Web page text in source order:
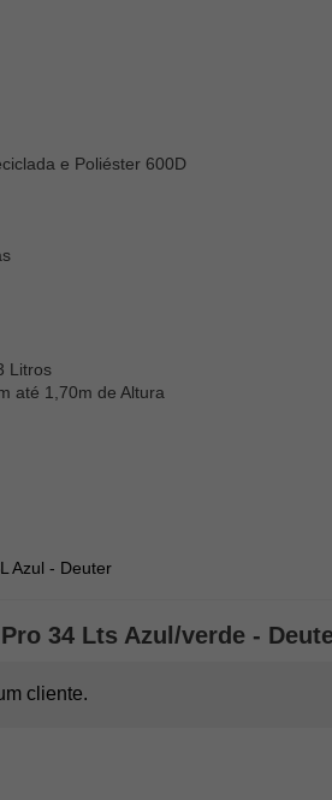
e Poliéster 600D
Litros
até 1,70m de Altura
Azul - Deuter
34 Lts Azul/verde -
cliente.